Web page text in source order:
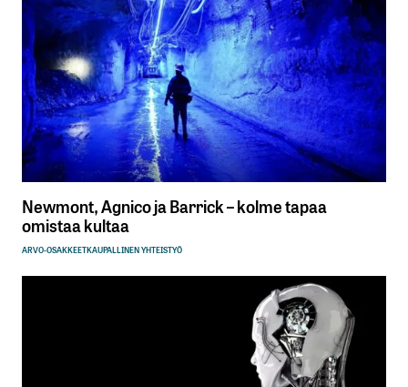
Newmont, Agnico ja Barrick – kolme tapaa
omistaa kultaa
ARVO-OSAKKEETKAUPALLINEN YHTEISTYÖ